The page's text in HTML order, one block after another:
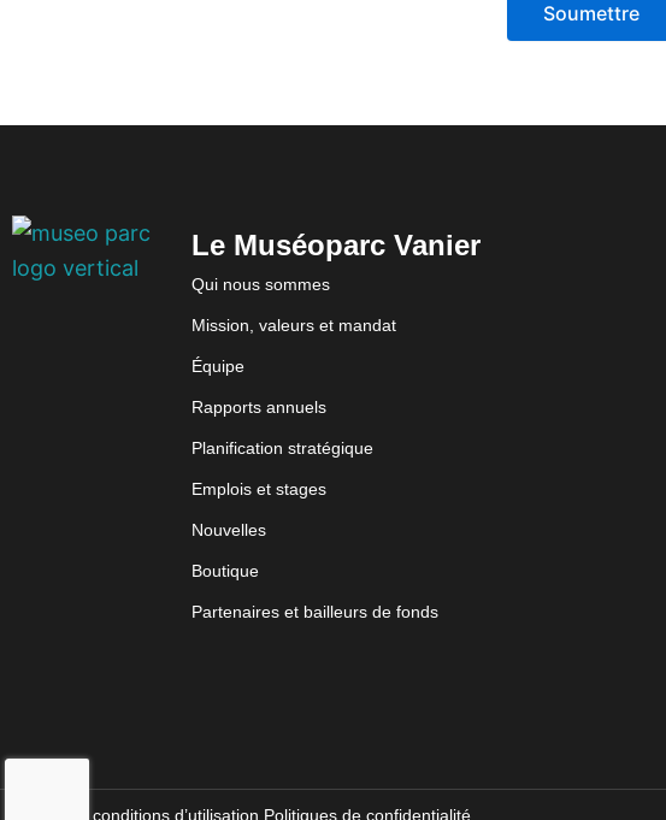
Soumettre
Le Muséoparc Vanier
Qui nous sommes
Mission, valeurs et mandat
Équipe
Rapports annuels
Planification stratégique
Emplois et stages
Nouvelles
Boutique
Partenaires et bailleurs de fonds
Termes et conditions d’utilisation. Politiques de confidentialité.